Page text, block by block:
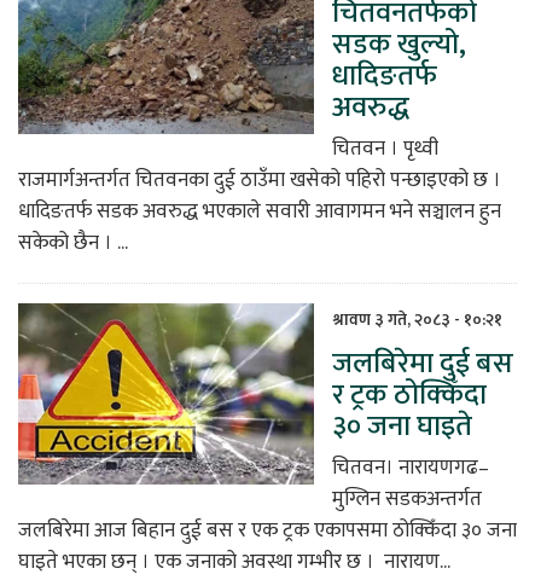
चितवनतर्फको
सडक खुल्यो,
धादिङतर्फ
अवरुद्ध
चितवन । पृथ्वी
राजमार्गअन्तर्गत चितवनका दुई ठाउँमा खसेको पहिरो पन्छाइएको छ ।
धादिङतर्फ सडक अवरुद्ध भएकाले सवारी आवागमन भने सञ्चालन हुन
सकेको छैन । ...
श्रावण ३ गते, २०८३ - १०:२१
जलबिरेमा दुई बस
र ट्रक ठोक्किँदा
३० जना घाइते
चितवन। नारायणगढ–
मुग्लिन सडकअन्तर्गत
जलबिरेमा आज बिहान दुई बस र एक ट्रक एकापसमा ठोक्किँदा ३० जना
घाइते भएका छन् । एक जनाको अवस्था गम्भीर छ । नारायण...